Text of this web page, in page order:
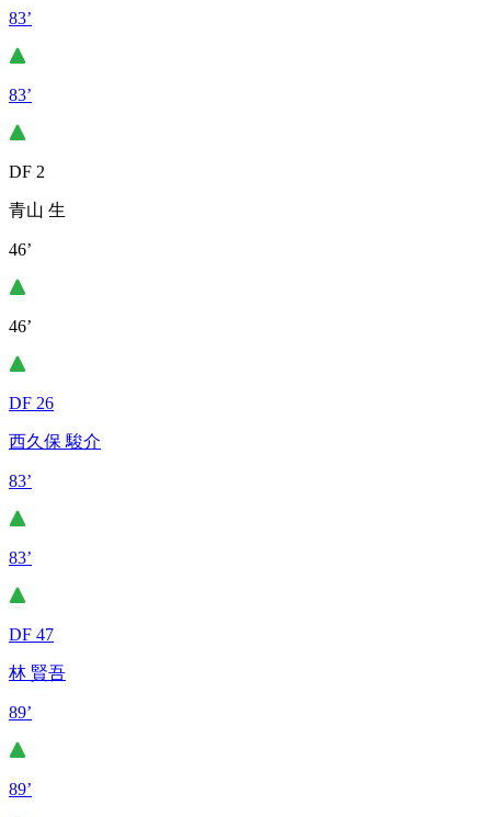
83’
83’
DF 2
青山 生
46’
46’
DF 26
西久保 駿介
83’
83’
DF 47
林 賢吾
89’
89’